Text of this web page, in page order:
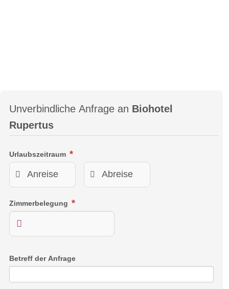
Unverbindliche Anfrage an Biohotel
Rupertus
Urlaubszeitraum
Zimmerbelegung
Betreff der Anfrage